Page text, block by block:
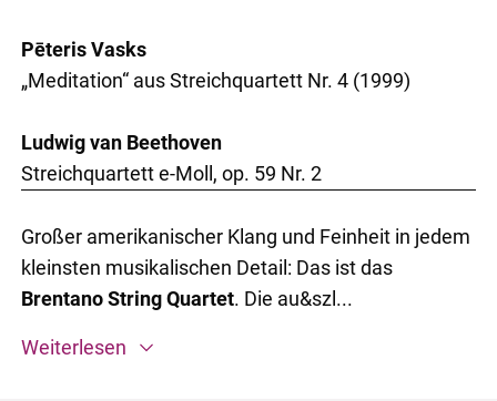
Pēteris Vasks
„Meditation“ aus Streichquartett Nr. 4 (1999)
Ludwig van Beethoven
Streichquartett e-Moll, op. 59 Nr. 2
Großer amerikanischer Klang und Feinheit in jedem
kleinsten musikalischen Detail: Das ist das
Brentano String Quartet. Die au&szl...
Weiterlesen